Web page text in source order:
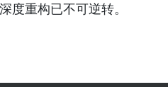
度重构已不可逆转。